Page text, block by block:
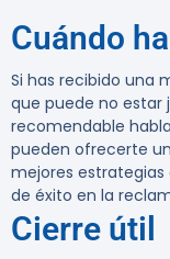
Cuándo
Si has recibido una
que puede no estar
recomendable
pueden ofrecerte
mejores estrategias
de éxito en la
Cierre útil